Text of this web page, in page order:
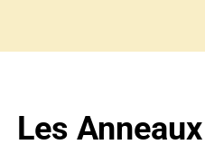
Les